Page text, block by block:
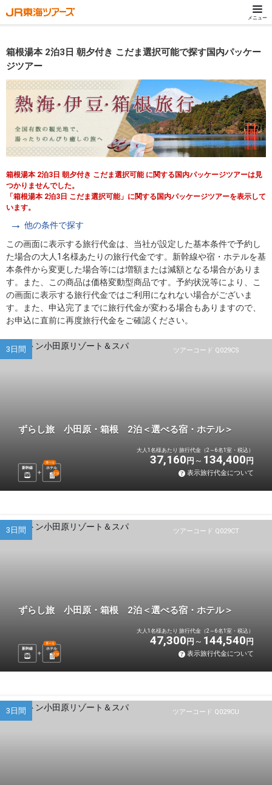
メニュー
箱根湯本 2泊3日 朝夕付き こだま選択可能で探す国内パッケー
ジツアー
箱根湯本 2泊3日 朝夕付き こだま選択可能 に関する国内パッケージツアーは見
つかりませんでした。
「箱根湯本 2泊3日 こだま選択可能」に関する国内パッケージツアーを表示して
います。
他の条件で探す
この画面に表示する旅行代金は、当社が設定した基本条件で予約し
た場合の大人1名様あたりの旅行代金です。新幹線や宿・ホテルを基
本条件から変更した場合等には増額または減額となる場合がありま
す。また、この商品は価格変動型商品です。予約状況等により、こ
の画面に表示する旅行代金ではご利用になれない場合がございま
す。また、申込完了までに旅行代金が変わる場合もありますので、
お申込に直前に再度旅行代金をご確認ください。
ツアーコード Q029CS
3日間
ずらし旅 小田原・箱根 2泊＜選べる宿・ホテル＞
新幹線 ホテル
選べる
2泊
大人1名様あたり 旅行代金（2～6名1室・税込）
37,160 円 134,400 円
表示旅行代金について
ツアーコード Q029CT
3日間
ずらし旅 小田原・箱根 2泊＜選べる宿・ホテル＞
新幹線 ホテル
選べる
2泊
大人1名様あたり 旅行代金（2～6名1室・税込）
47,300 円 144,540 円
表示旅行代金について
ツアーコード Q029CU
3日間